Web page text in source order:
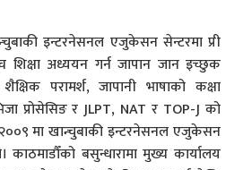
इन्टरनेसनल एजुकेसन सेन्टरमा प्री
शिक्षा अध्ययन गर्न जापान जान इच्छुक
शैक्षिक परामर्श, जापानी भाषाको कक्षा
प्रोसेसिङ र JLPT, NAT र TOP-J को
मा खान्चुबाकी इन्टरनेसनल एजुकेसन
काठमाडौँको बसुन्धारामा मुख्य कार्यालय